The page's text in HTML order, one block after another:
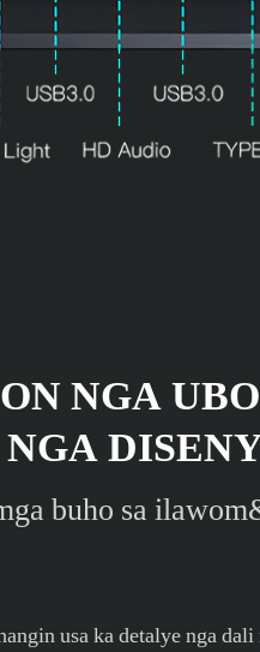
NGA
buho sa
usa ka detalye nga